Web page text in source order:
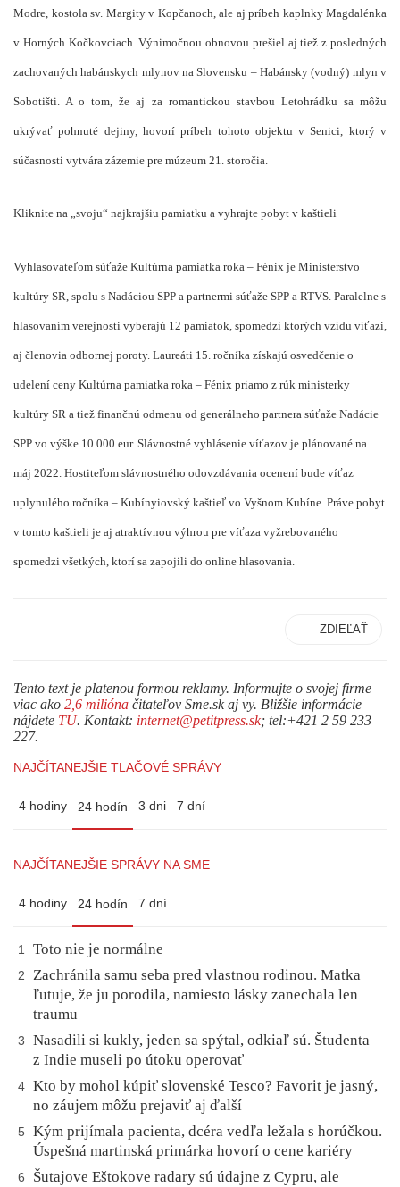
Modre, kostola sv. Margity v Kopčanoch, ale aj príbeh kaplnky Magdalénka
v Horných Kočkovciach. Výnimočnou obnovou prešiel aj tiež z posledných
zachovaných habánskych mlynov na Slovensku – Habánsky (vodný) mlyn v
Sobotišti. A o tom, že aj za romantickou stavbou Letohrádku sa môžu
ukrývať pohnuté dejiny, hovorí príbeh tohoto objektu v Senici, ktorý v
súčasnosti vytvára zázemie pre múzeum 21. storočia.
Kliknite na „svoju“ najkrajšiu pamiatku a vyhrajte pobyt v kaštieli
Vyhlasovateľom súťaže Kultúrna pamiatka roka – Fénix je Ministerstvo
kultúry SR, spolu s Nadáciou SPP a partnermi súťaže SPP a RTVS. Paralelne s
hlasovaním verejnosti vyberajú 12 pamiatok, spomedzi ktorých vzídu víťazi,
aj členovia odbornej poroty. Laureáti 15. ročníka získajú osvedčenie o
udelení ceny Kultúrna pamiatka roka – Fénix priamo z rúk ministerky
kultúry SR a tiež finančnú odmenu od generálneho partnera súťaže Nadácie
SPP vo výške 10 000 eur. Slávnostné vyhlásenie víťazov je plánované na
máj 2022. Hostiteľom slávnostného odovzdávania ocenení bude víťaz
uplynulého ročníka – Kubínyiovský kaštieľ vo Vyšnom Kubíne. Práve pobyt
v tomto kaštieli je aj atraktívnou výhrou pre víťaza vyžrebovaného
spomedzi všetkých, ktorí sa zapojili do online hlasovania.
ZDIEĽAŤ
Tento text je platenou formou reklamy. Informujte o svojej firme
viac ako 2,6 milióna čitateľov Sme.sk aj vy. Bližšie informácie
nájdete TU. Kontakt: internet@petitpress.sk; tel:+421 2 59 233
227.
NAJČÍTANEJŠIE TLAČOVÉ SPRÁVY
4 hodiny 24 hodín 3 dni 7 dní
NAJČÍTANEJŠIE SPRÁVY NA SME
4 hodiny 24 hodín 7 dní
1 Toto nie je normálne
2
Zachránila samu seba pred vlastnou rodinou. Matka
ľutuje, že ju porodila, namiesto lásky zanechala len
traumu
3
Nasadili si kukly, jeden sa spýtal, odkiaľ sú. Študenta
z Indie museli po útoku operovať
4 Kto by mohol kúpiť slovenské Tesco? Favorit je jasný,
no záujem môžu prejaviť aj ďalší
5
Kým prijímala pacienta, dcéra vedľa ležala s horúčkou.
Úspešná martinská primárka hovorí o cene kariéry
6
Šutajove Eštokove radary sú údajne z Cypru, ale